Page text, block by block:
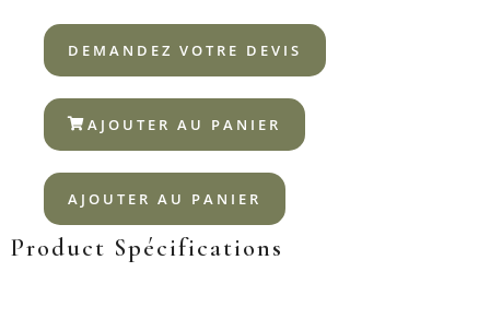
DEMANDEZ VOTRE DEVIS
AJOUTER AU PANIER
AJOUTER AU PANIER
Product Spécifications